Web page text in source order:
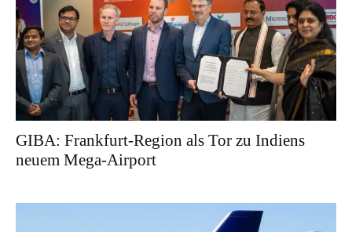
GIBA: Frankfurt-Region als Tor zu Indiens
neuem Mega-Airport